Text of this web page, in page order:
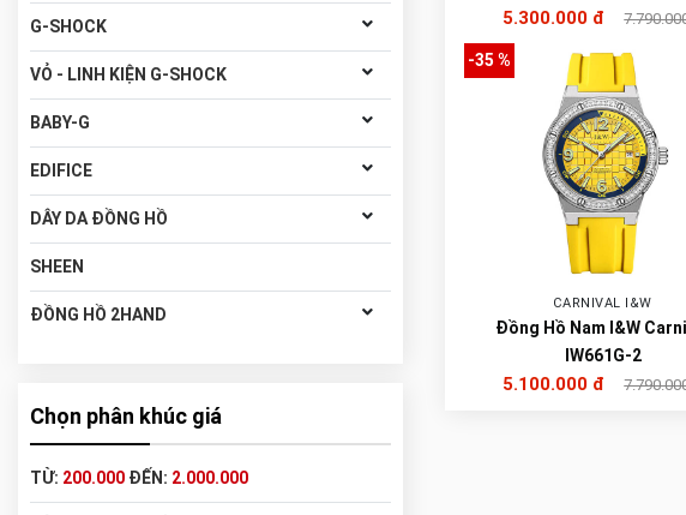
G-SHOCK
VỎ - LINH KIỆN G-SHOCK
BABY-G
EDIFICE
DÂY DA ĐỒNG HỒ
SHEEN
ĐỒNG HỒ 2HAND
Chọn phân khúc giá
TỪ: 200.000 ĐẾN: 2.000.000
5.300.000 đ
-35 %
CARNIVAL I&W
Đồng Hồ Nam I&W
IW661G-2
5.100.000 đ